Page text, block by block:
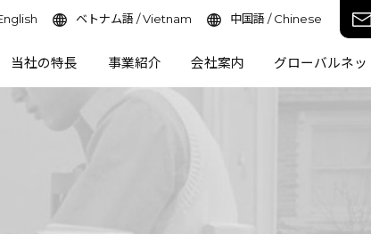
ベトナム語 / Vietnam 中国語 / Chinese
当社の特長 事業紹介 会社案内 グローバルネッ